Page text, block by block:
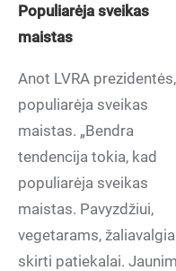
Populiarėja sveikas
maistas
Anot LVRA prezidentės,
populiarėja sveikas
maistas. „Bendra
tendencija tokia, kad
populiarėja sveikas
maistas. Pavyzdžiui,
vegetarams,
skirti patiekalai.